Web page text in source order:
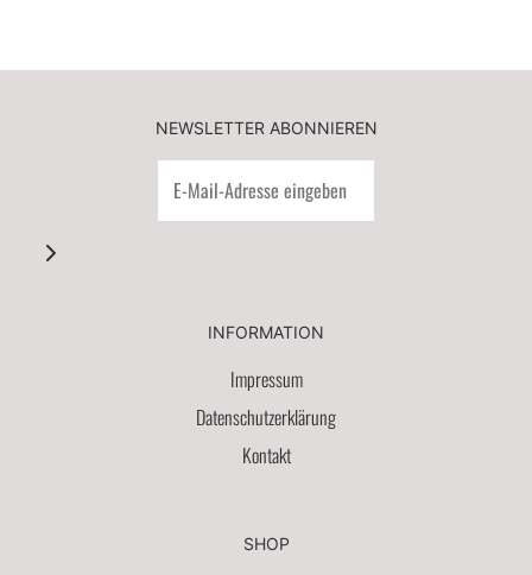
NEWSLETTER ABONNIEREN
INFORMATION
Impressum
Datenschutzerklärung
Kontakt
SHOP